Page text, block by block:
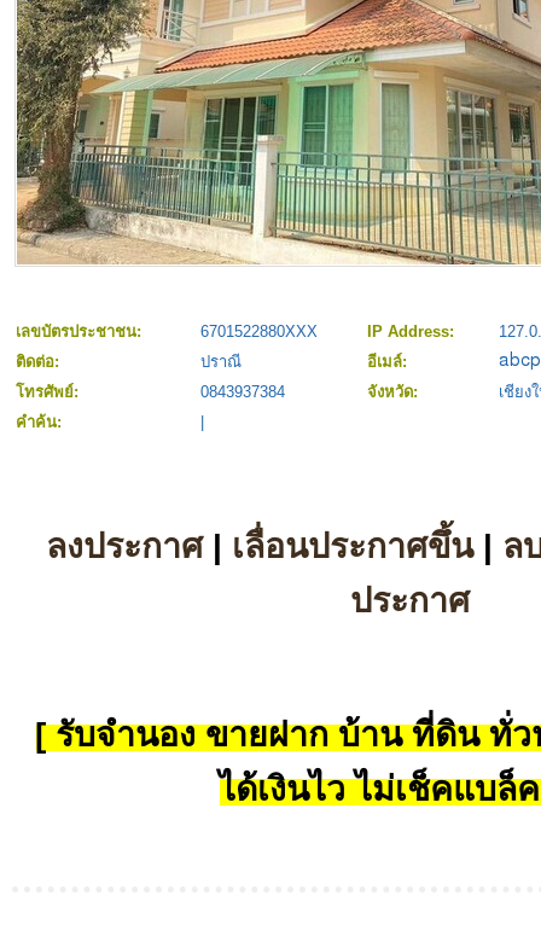
เลขบัตรประชาชน: 6701522880XXX IP Address:
ติดต่อ:
ปราณี
อีเมล์:
โทรศัพย์:
0843937384 จังหวัด:
เชียง
คำค้น:
ลงประกาศ| เลื่อนประกาศขึ้น| ล
ประกาศ
[ รับจำนอง ขายฝาก บ้าน ที่ดิน ทั่ว
ได้เงินไว ไม่เช็คแบล็